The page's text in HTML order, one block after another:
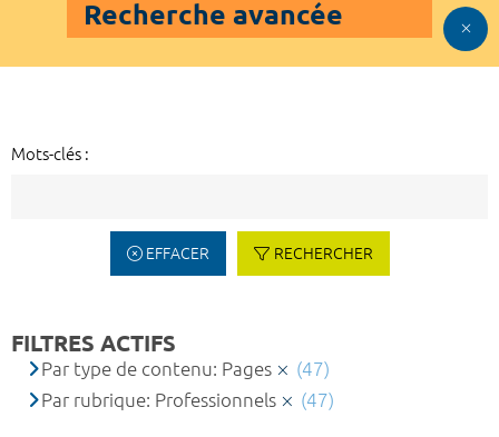
Recherche avancée
Mots-clés :
EFFACER RECHERCHER
FILTRES ACTIFS
Par type de contenu: Pages
(47)
Par rubrique: Professionnels
(47)